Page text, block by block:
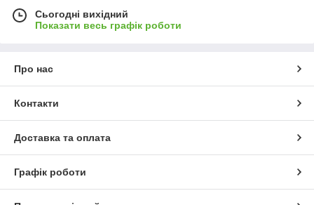
Сьогодні вихідний
Показати весь графік роботи
Про нас
Контакти
Доставка та оплата
Графік роботи